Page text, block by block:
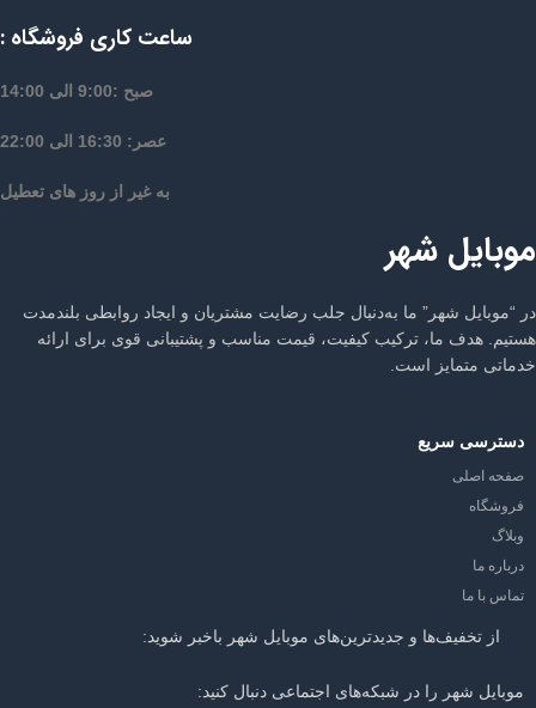
ساعت کاری فروشگاه :
صبح :9:00 الی 14:00
عصر: 16:30 الی 22:00
به غیر از روز های تعطیل
موبایل شهر
در “موبایل شهر” ما به‌دنبال جلب رضایت مشتریان و ایجاد روابطی بلندمدت
هستیم. هدف ما، ترکیب کیفیت، قیمت مناسب و پشتیبانی قوی برای ارائه
خدماتی متمایز است.
دسترسی سریع
صفحه اصلی
فروشگاه
وبلاگ
درباره ما
تماس با ما
از تخفیف‌ها و جدیدترین‌های موبایل شهر باخبر شوید:
موبایل شهر را در شبکه‌های اجتماعی دنبال کنید: